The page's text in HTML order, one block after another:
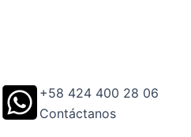
+58 424 400 28 06
Contáctanos